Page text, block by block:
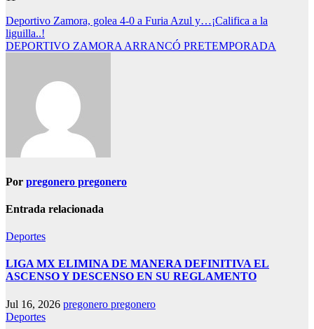
Navegación
de
Deportivo Zamora, golea 4-0 a Furia Azul y…¡Califica a la
liguilla..!
DEPORTIVO ZAMORA ARRANCÓ PRETEMPORADA
Por pregonero pregonero
Entrada relacionada
Deportes
LIGA MX ELIMINA DE MANERA DEFINITIVA EL
ASCENSO Y DESCENSO EN SU REGLAMENTO
Jul 16, 2026 pregonero pregonero
Deportes